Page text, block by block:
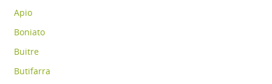
Apio
Boniato
Buitre
Butifarra